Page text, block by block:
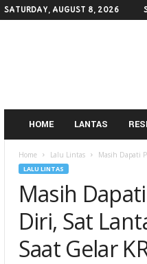
SATURDAY, AUGUST 8, 2026
HOME LANTAS
Home Lalu Lintas Masih Dapati
LALU LINTAS
Masih
Diri, Sat
Saat Gelar